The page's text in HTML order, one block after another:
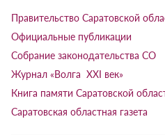
Правительство Саратовской
Официальные публикации
Собрание законодательства СО
Журнал «Волга XXI век»
Книга памяти Саратовской
Саратовская областная газета